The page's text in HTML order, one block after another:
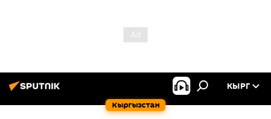
Кыргызстан
КЫРГ